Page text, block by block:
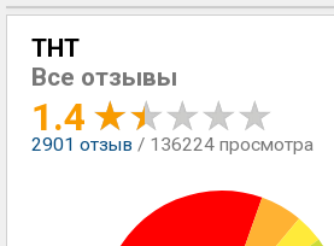
ТНТ
Все отзывы
1.4
2901 отзыв / 136224 просмотра